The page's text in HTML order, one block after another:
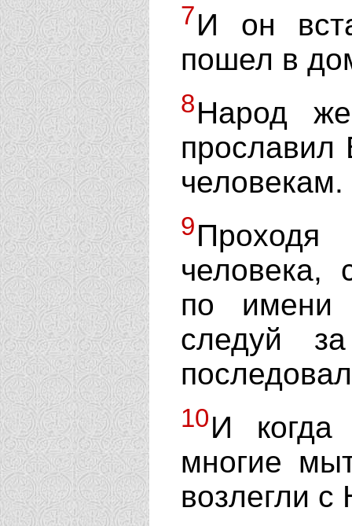
7И он
пошел в
8Народ
прославил
человекам.
9
человека,
по имени
следуй
10И
многие
возлегли